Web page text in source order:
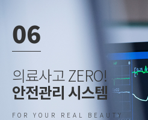
06
의료사고 ZERO!
안전관리 시스템
FOR YOUR REAL BEAUTY